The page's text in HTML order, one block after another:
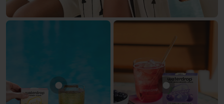
Mostra prodotto MELA Mostra